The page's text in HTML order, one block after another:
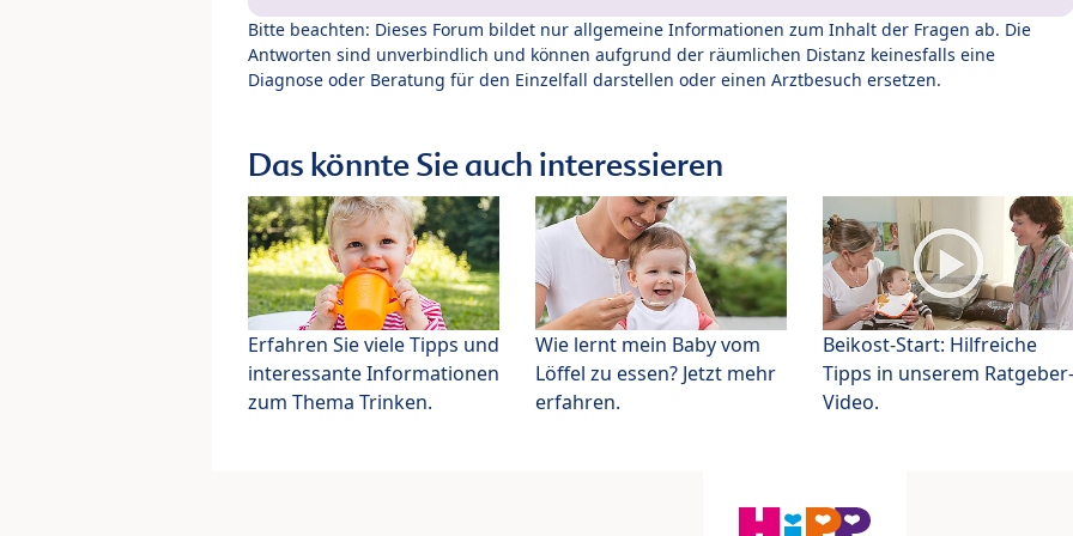
Bitte beachten: Dieses Forum bildet nur allgemeine Informationen zum Inhalt der Fragen ab. Die
Antworten sind unverbindlich und können aufgrund der räumlichen Distanz keinesfalls eine
Diagnose oder Beratung für den Einzelfall darstellen oder einen Arztbesuch ersetzen.
Das könnte Sie auch interessieren
Erfahren Sie viele Tipps und
interessante Informationen
zum Thema Trinken.
Wie lernt mein Baby vom
Löffel zu essen? Jetzt mehr
erfahren.
Beikost-Start: Hilfreiche
Tipps in unserem Ratgeber-
Video.